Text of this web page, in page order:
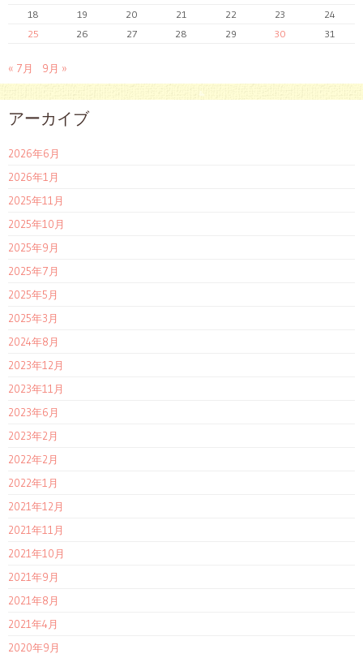
18
19 20 21 22 23
24
25
26 27 28 29 30 31
« 7月 9月 »
アーカイブ
2026年6月
2026年1月
2025年11月
2025年10月
2025年9月
2025年7月
2025年5月
2025年3月
2024年8月
2023年12月
2023年11月
2023年6月
2023年2月
2022年2月
2022年1月
2021年12月
2021年11月
2021年10月
2021年9月
2021年8月
2021年4月
2020年9月